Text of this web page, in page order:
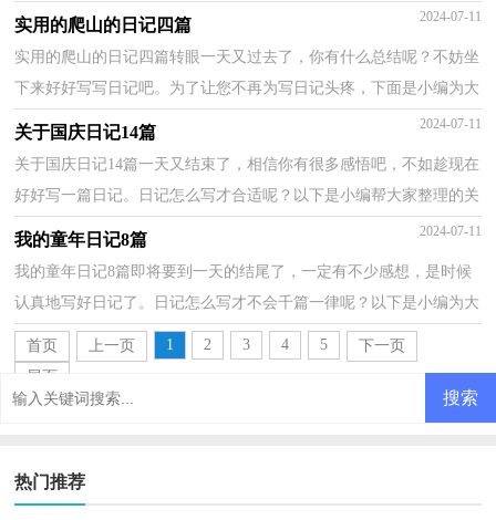
写一篇漂亮的日记呢？下面是小编整理的植树日记10篇，...
实用的爬山的日记四篇 2024-07-11
实用的爬山的日记四篇转眼一天又过去了，你有什么总结呢？不妨坐
下来好好写写日记吧。为了让您不再为写日记头疼，下面是小编为大
家收集的爬山的日记4篇，欢迎阅读与收藏。爬山的日...
关于国庆日记14篇 2024-07-11
关于国庆日记14篇一天又结束了，相信你有很多感悟吧，不如趁现在
好好写一篇日记。日记怎么写才合适呢？以下是小编帮大家整理的关
于国庆日记，希望对大家有所帮助。 关于国庆日记...
我的童年日记8篇 2024-07-11
我的童年日记8篇即将要到一天的结尾了，一定有不少感想，是时候
认真地写好日记了。日记怎么写才不会千篇一律呢？以下是小编为大
家整理的我的童年日记9篇，欢迎大家借鉴与参考，希望对...
首页 上一页 1 2 3 4 5
下一页
尾页
热门推荐